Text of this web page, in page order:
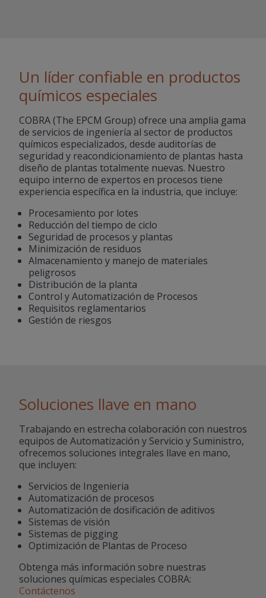
Un líder confiable en productos
químicos especiales
COBRA (The EPCM Group) ofrece una amplia gama
de servicios de ingeniería al sector de productos
químicos especializados, desde auditorías de
seguridad y reacondicionamiento de plantas hasta
diseño de plantas totalmente nuevas. Nuestro
equipo interno de expertos en procesos tiene
experiencia específica en la industria, que incluye:
Procesamiento por lotes
Reducción del tiempo de ciclo
Seguridad de procesos y plantas
Minimización de residuos
Almacenamiento y manejo de materiales
peligrosos
Distribución de la planta
Control y Automatización de Procesos
Requisitos reglamentarios
Gestión de riesgos
Soluciones llave en mano
Trabajando en estrecha colaboración con nuestros
equipos de Automatización y Servicio y Suministro,
ofrecemos soluciones integrales llave en mano,
que incluyen:
Servicios de Ingenieria
Automatización de procesos
Automatización de dosificación de aditivos
Sistemas de visión
Sistemas de pigging
Optimización de Plantas de Proceso
Obtenga más información sobre nuestras
soluciones químicas especiales COBRA:
Contáctenos